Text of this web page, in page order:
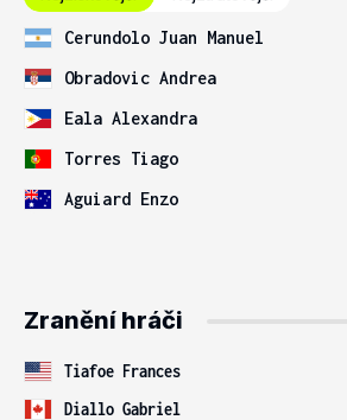
Cerundolo Juan Manuel
Obradovic Andrea
Eala Alexandra
Torres Tiago
Aguiard Enzo
Zranění hráči
Tiafoe Frances
Diallo Gabriel